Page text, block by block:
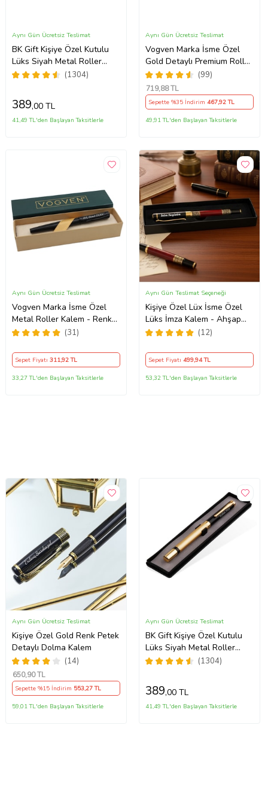
BK Gift Kişiye Özel Kutulu
Lüks Siyah Metal Roller
Kalem, Yeni İş, Ofis
Öğretmenler Günü
(1304)
Aynı Gün Ücretsiz Teslimat
389,00 TL
41,49 TL'den Başlayan Taksitlerle
Vogven Marka İsme Özel
Gold Detaylı Premium Roller
Kalem
(99)
Aynı Gün Ücretsiz Teslimat
719,88 TL
Sepette %35 İndirim 467,92 TL
49,91 TL'den Başlayan Taksitlerle
Vogven Marka İsme Özel
Metal Roller Kalem - Renk
Seçenekli (Siyah)
(31)
Aynı Gün Ücretsiz Teslimat
Sepet Fiyatı311,92 TL
33,27 TL'den Başlayan Taksitlerle
Kişiye Özel Lüx İsme Özel
Lüks İmza Kalem - Ahşap
Görünümlü, Altın Ve Kırmızı
Kutusunda
(12)
Aynı Gün Teslimat Seçeneği
Sepet Fiyatı 499,94 TL
53,32 TL'den Başlayan Taksitlerle
Kişiye Özel Gold Renk Petek
Detaylı Dolma Kalem
(14)
Aynı Gün Ücretsiz Teslimat
650,90 TL
Sepette %15 İndirim 553,27 TL
59,01 TL'den Başlayan Taksitlerle
BK Gift Kişiye Özel Kutulu
Lüks Siyah Metal Roller
Kalem, Yeni İş, Ofis
Öğretmenler Günü
(1304)
Aynı Gün Ücretsiz Teslimat
389,00 TL
41,49 TL'den Başlayan Taksitlerle